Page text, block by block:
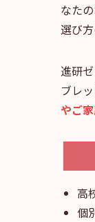
なた
選び
進研
ブレ
やご
高
個